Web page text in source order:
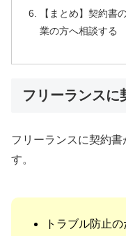
【まとめ】契約書
業の方へ相談する
フリーランスに
フリーランスに契約
す。
トラブル防止の